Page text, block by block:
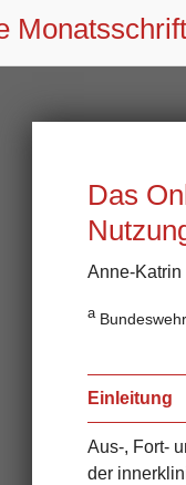
Monatsschrift
Das
Anne-Katrin
a
Einleitung
Aus-, Fort-
der